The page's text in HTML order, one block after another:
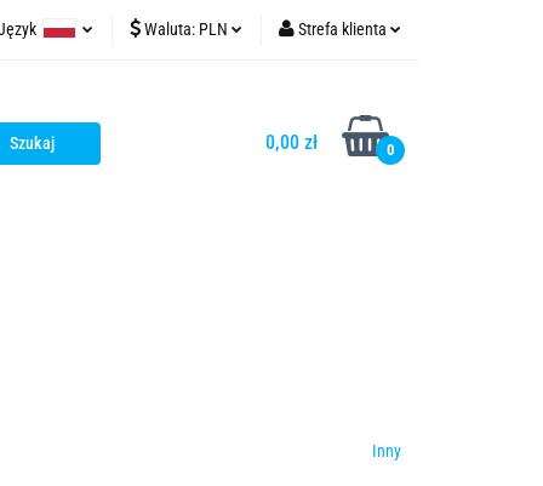
Waluta: PLN Strefa klienta
Zarejestruj się
Dodaj zgłoszenie
0,00 zł 0
tinycontrol.pl
Inny